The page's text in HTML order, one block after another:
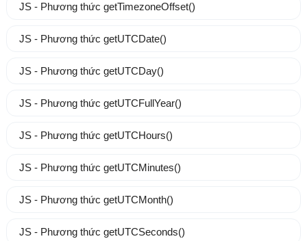
JS - Phương thức getTimezoneOffset()
JS - Phương thức getUTCDate()
JS - Phương thức getUTCDay()
JS - Phương thức getUTCFullYear()
JS - Phương thức getUTCHours()
JS - Phương thức getUTCMinutes()
JS - Phương thức getUTCMonth()
JS - Phương thức getUTCSeconds()